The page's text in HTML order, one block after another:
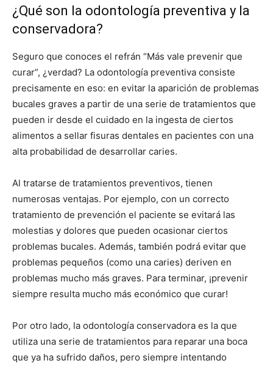
¿Qué son la odontología preventiva y la
conservadora?
Seguro que conoces el refrán “Más vale prevenir que
curar”, ¿verdad? La odontología preventiva consiste
precisamente en eso: en evitar la aparición de problemas
bucales graves a partir de una serie de tratamientos que
pueden ir desde el cuidado en la ingesta de ciertos
alimentos a sellar fisuras dentales en pacientes con una
alta probabilidad de desarrollar caries.
Al tratarse de tratamientos preventivos, tienen
numerosas ventajas. Por ejemplo, con un correcto
tratamiento de prevención el paciente se evitará las
molestias y dolores que pueden ocasionar ciertos
problemas bucales. Además, también podrá evitar que
problemas pequeños (como una caries) deriven en
problemas mucho más graves. Para terminar, ¡prevenir
siempre resulta mucho más económico que curar!
Por otro lado, la odontología conservadora es la que
utiliza una serie de tratamientos para reparar una boca
que ya ha sufrido daños, pero siempre intentando